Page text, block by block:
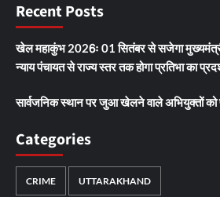
Recent Posts
खेल महाकुंभ 2026ः 01 सितंबर से सजेगा मुख्यमंत्री
न्याय पंचायत से राज्य स्तर तक होगा प्रतिभा का
सार्वजनिक स्थान पर जुआ खेलने वाले अभियुक्तों को
Categories
CRIME UTTARAKHAND